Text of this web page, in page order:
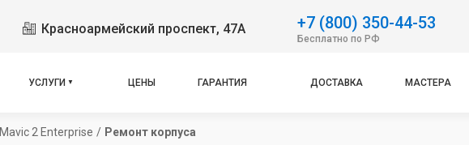
Красноармейский проспект, 47А +7 (800) 350-44-53
Бесплатно по РФ
УСЛУГИ ЦЕНЫ ГАРАНТИЯ ДОСТАВКА МАСТЕРА
Mavic 2 Enterprise / Ремонт корпуса